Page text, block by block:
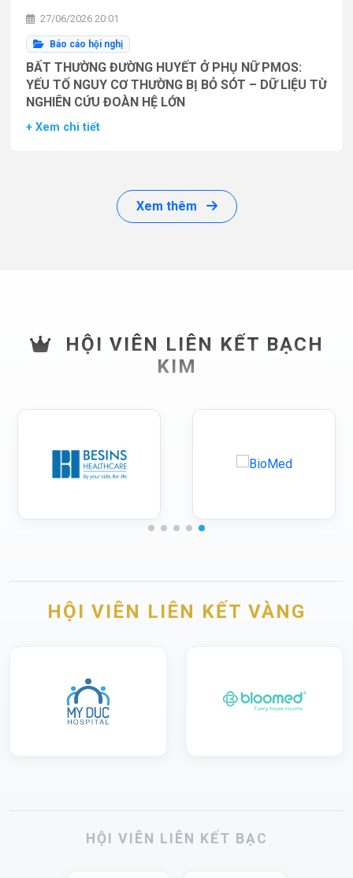
27/06/2026 20:01
Báo cáo hội nghị
BẤT THƯỜNG ĐƯỜNG HUYẾT Ở PHỤ NỮ PMOS:
YẾU TỐ NGUY CƠ THƯỜNG BỊ BỎ SÓT – DỮ LIỆU TỪ
NGHIÊN CỨU ĐOÀN HỆ LỚN
+ Xem chi tiết
Xem thêm
HỘI VIÊN LIÊN KẾT BẠCH
KIM
HỘI VIÊN LIÊN KẾT VÀNG
HỘI VIÊN LIÊN KẾT BẠC